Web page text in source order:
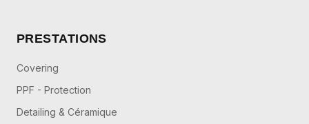
PRESTATIONS
Covering
PPF - Protection
Detailing & Céramique